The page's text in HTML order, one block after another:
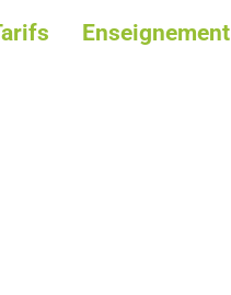
Enseignement